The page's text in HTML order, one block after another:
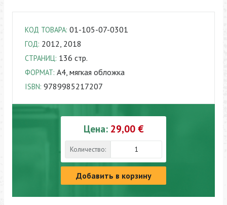
КОД ТОВАРА: 01-105-07-0301
ГОД: 2012, 2018
СТРАНИЦ: 136 cтр.
ФОРМАТ: A4, мягкая обложка
ISBN: 9789985217207
Цена: 29,00 €
Количество:
Добавить в корзину